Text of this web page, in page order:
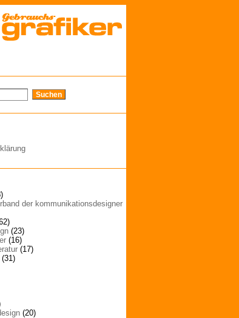
der kommunikationsdesigner
(23)
(16)
(17)
(31)
(20)